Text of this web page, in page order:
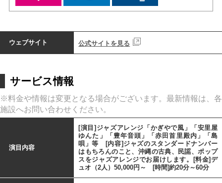
ウェブサイト 公式サイトを見る
サービス情報
※料金や情報は変更となる場合がございます。最新情報は、各
施設へお問い合わせください。
演目内容
[演目]ジャズアレンジ「かぎやで風」「安里屋
ゆんた」「豊年音頭」「赤田首里殿内」「島
唄」等 [内容]ジャズのスタンダードナンバー
はもちろんのこと、沖縄の古典、民謡、ポップ
スをジャズアレンジでお届けします。[料金]デ
ュオ（2人）50,000円～ [時間]約20分～60分